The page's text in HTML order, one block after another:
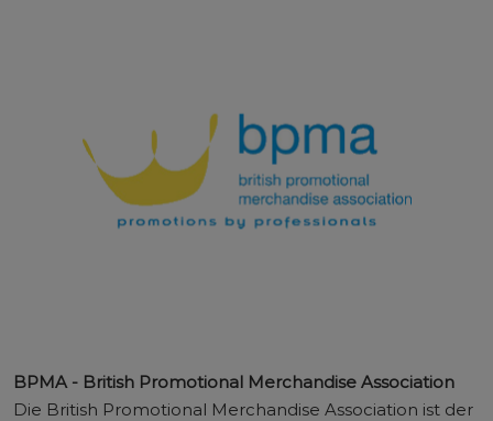
BPMA - British Promotional Merchandise Association
Die British Promotional Merchandise Association ist der